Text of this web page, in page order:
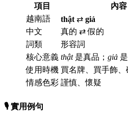
項目
內容
越南語
thật ⇄ giả
中文
真的 ⇄ 假的
詞類
形容詞
核心意義 thật是真品； giả
使用時機 買名牌、買手飾
情感色彩 謹慎、懷疑
🎙️ 實用例句